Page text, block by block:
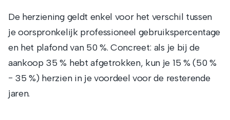
De herziening geldt enkel voor het verschil tussen
je oorspronkelijk professioneel gebruikspercentage
en het plafond van 50 %. Concreet: als je bij de
aankoop 35 % hebt afgetrokken, kun je 15 % (50 %
− 35 %) herzien in je voordeel voor de resterende
jaren.